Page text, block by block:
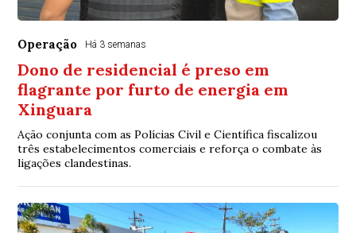
Operação Há 3 semanas
Dono de residencial é preso em
flagrante por furto de energia em
Xinguara
Ação conjunta com as Polícias Civil e Científica fiscalizou
três estabelecimentos comerciais e reforça o combate às
ligações clandestinas.